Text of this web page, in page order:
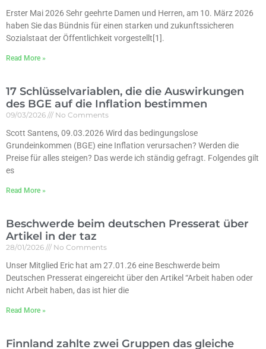
Erster Mai 2026 Sehr geehrte Damen und Herren, am 10. März 2026
haben Sie das Bündnis für einen starken und zukunftssicheren
Sozialstaat der Öffentlichkeit vorgestellt[1].
Read More »
17 Schlüsselvariablen, die die Auswirkungen
des BGE auf die Inflation bestimmen
09/03/2026 No Comments
Scott Santens, 09.03.2026 Wird das bedingungslose
Grundeinkommen (BGE) eine Inflation verursachen? Werden die
Preise für alles steigen? Das werde ich ständig gefragt. Folgendes gilt
es
Read More »
Beschwerde beim deutschen Presserat über
Artikel in der taz
28/01/2026 No Comments
Unser Mitglied Eric hat am 27.01.26 eine Beschwerde beim
Deutschen Presserat eingereicht über den Artikel “Arbeit haben oder
nicht Arbeit haben, das ist hier die
Read More »
Finnland zahlte zwei Gruppen das gleiche